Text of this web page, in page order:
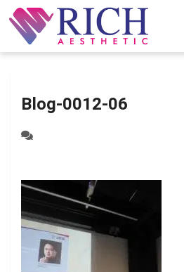
Blog-0012-06